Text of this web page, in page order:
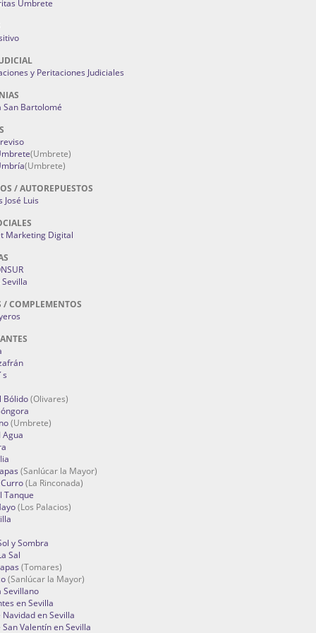
Umbrete
y Peritaciones Judiciales
San Bartolomé
(Umbrete)
(Umbrete)
/ AUTOREPUESTOS
José Luis
Marketing Digital
/ COMPLEMENTOS
Bólido(Olivares)
(Umbrete)
(Sanlúcar la Mayor)
(La Rinconada)
Tanque
(Los Palacios)
y Sombra
Sal
(Tomares)
(Sanlúcar la Mayor)
Sevillano
en Sevilla
Navidad en Sevilla
Valentín en Sevilla